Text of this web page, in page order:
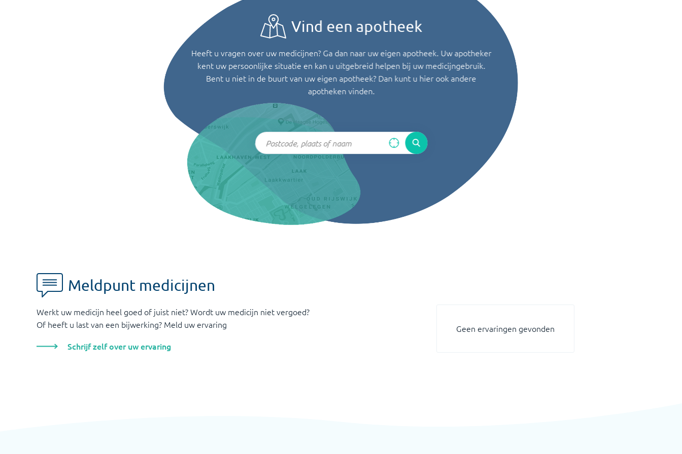
Vind een apotheek
Heeft u vragen over uw medicijnen? Ga dan naar uw eigen apotheek. Uw apotheker
kent uw persoonlijke situatie en kan u uitgebreid helpen bij uw medicijngebruik.
Bent u niet in de buurt van uw eigen apotheek? Dan kunt u hier ook andere
apotheken vinden.
Meldpunt medicijnen
Werkt uw medicijn heel goed of juist niet? Wordt uw medicijn niet vergoed?
Of heeft u last van een bijwerking? Meld uw ervaring
Schrijf zelf over uw ervaring
Geen ervaringen gevonden